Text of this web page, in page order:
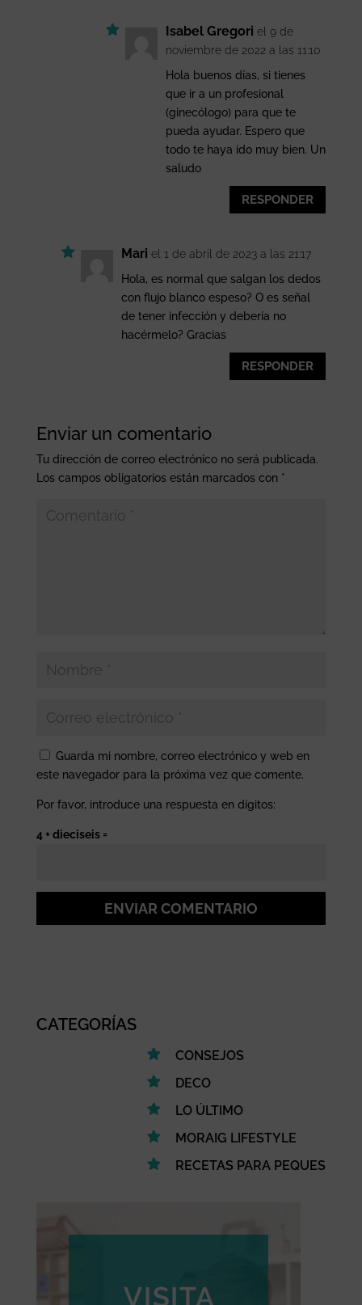
Isabel Gregori el 9 de
noviembre de 2022 a las 11:10
Hola buenos días, si tienes
que ir a un profesional
(ginecólogo) para que te
pueda ayudar. Espero que
todo te haya ido muy bien. Un
saludo
RESPONDER
Mari el 1 de abril de 2023 a las 21:17
Hola, es normal que salgan los dedos
con flujo blanco espeso? O es señal
de tener infección y debería no
hacérmelo? Gracias
RESPONDER
Enviar un comentario
Tu dirección de correo electrónico no será publicada.
Los campos obligatorios están marcados con *
Guarda mi nombre, correo electrónico y web en
este navegador para la próxima vez que comente.
Por favor, introduce una respuesta en dígitos:
4 + dieciseis =
ENVIAR COMENTARIO
CATEGORÍAS
CONSEJOS
DECO
LO ÚLTIMO
MORAIG LIFESTYLE
RECETAS PARA PEQUES